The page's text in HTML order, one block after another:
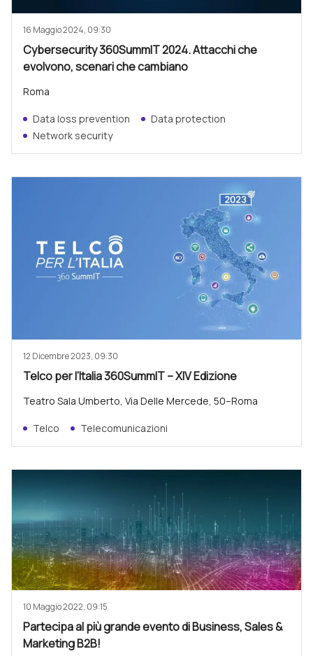
16 Maggio 2024, 09:30
Cybersecurity 360SummIT 2024. Attacchi che
evolvono, scenari che cambiano
Roma
Data loss prevention
Data protection
Network security
12 Dicembre 2023, 09:30
Telco per l’Italia 360SummIT – XIV Edizione
Teatro Sala Umberto, Via Delle Mercede, 50–Roma
Telco Telecomunicazioni
10 Maggio 2022, 09:15
Partecipa al più grande evento di Business, Sales &
Marketing B2B!